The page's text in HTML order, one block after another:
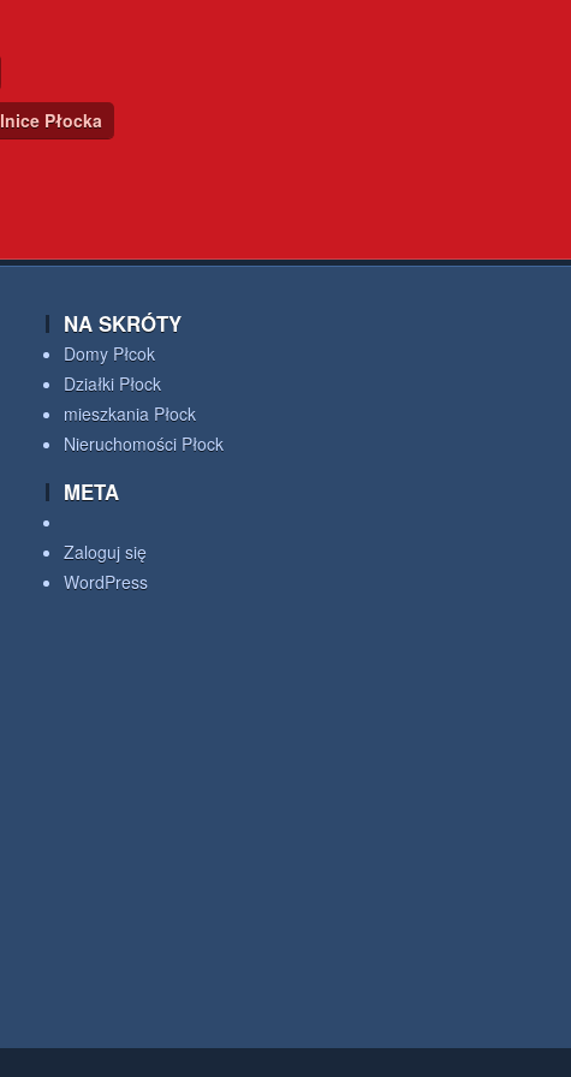
Płocka
NA SKRÓTY
Domy Płcok
Działki Płock
mieszkania Płock
Nieruchomości Płock
META
Zaloguj się
WordPress